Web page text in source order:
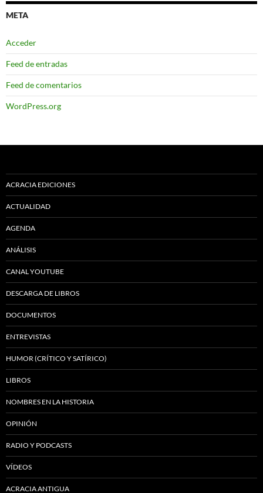
META
Acceder
Feed de entradas
Feed de comentarios
WordPress.org
ACRACIA EDICIONES
ACTUALIDAD
AGENDA
ANÁLISIS
CANAL YOUTUBE
DESCARGA DE LIBROS
DOCUMENTOS
ENTREVISTAS
HUMOR (CRÍTICO Y SATÍRICO)
LIBROS
NOMBRES EN LA HISTORIA
OPINIÓN
RADIO Y PODCASTS
VÍDEOS
ACRACIA ANTIGUA